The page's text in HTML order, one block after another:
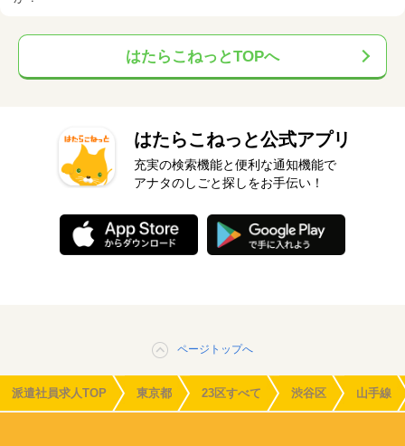
はたらこねっとTOPへ
はたらこねっと公式アプリ
充実の検索機能と便利な通知機能で
アナタのしごと探しをお手伝い！
ページトップへ
派遣社員求人TOP 東京都 23区すべて 渋谷区 山手線